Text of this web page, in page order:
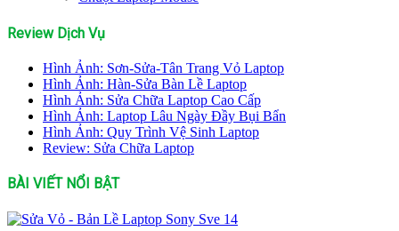
Review Dịch Vụ
Hình Ảnh: Sơn-Sửa-Tân Trang Vỏ Laptop
Hình Ảnh: Hàn-Sửa Bàn Lề Laptop
Hình Ảnh: Sửa Chữa Laptop Cao Cấp
Hình Ảnh: Laptop Lâu Ngày Đầy Bụi Bẩn
Hình Ảnh: Quy Trình Vệ Sinh Laptop
Review: Sửa Chữa Laptop
BÀI VIẾT NỔI BẬT